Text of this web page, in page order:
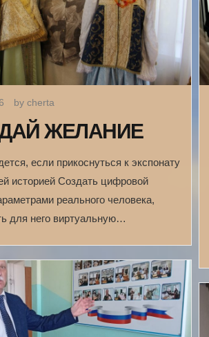
by cherta
ЖЕЛАНИЕ
если прикоснуться к экспонату
историей Создать цифровой
реального человека,
для него виртуальную…